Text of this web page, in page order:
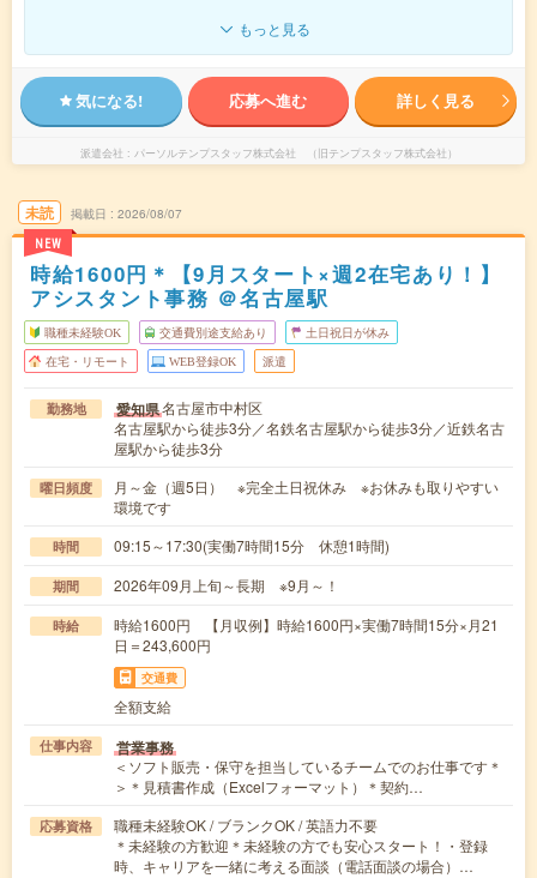
もっと見る
気になる! 応募へ進む 詳しく見る
派遣会社 パーソルテンプスタッフ株式会社 （旧テンプスタッフ株式会社）
未読
NEW
掲載日 2026/08/07
時給1600円＊【9月スタート×週2在宅あり！】
アシスタント事務 ＠名古屋駅
職種未経験OK 交通費別途支給あり 土日祝日が休み
在宅・リモート WEB登録OK 派遣
勤務地 愛知県名古屋市中村区
名古屋駅から徒歩3分／名鉄名古屋駅から徒歩3分／近鉄名古
屋駅から徒歩3分
曜日頻度
月～金（週5日） ※完全土日祝休み ※お休みも取りやすい
環境です
時間 09:15～17:30(実働7時間15分 休憩1時間)
期間 2026年09月上旬～長期 ※9月～！
時給
時給1600円 【月収例】時給1600円×実働7時間15分×月21
日＝243,600円
交通費
全額支給
仕事内容 営業事務
＜ソフト販売・保守を担当しているチームでのお仕事です＊
＞＊見積書作成（Excelフォーマット）＊契約…
応募資格
職種未経験OK / ブランクOK / 英語力不要
＊未経験の方歓迎＊未経験の方でも安心スタート！・登録
時、キャリアを一緒に考える面談（電話面談の場合）…